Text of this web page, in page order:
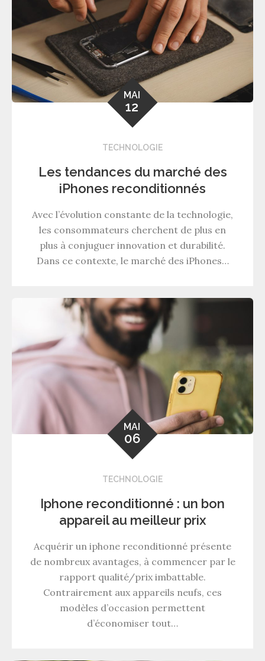
MAI
12
TECHNOLOGIE
Les tendances du marché des
iPhones reconditionnés
Avec l’évolution constante de la technologie,
les consommateurs cherchent de plus en
plus à conjuguer innovation et durabilité.
Dans ce contexte, le marché des iPhones…
MAI
06
TECHNOLOGIE
Iphone reconditionné : un bon
appareil au meilleur prix
Acquérir un iphone reconditionné présente
de nombreux avantages, à commencer par le
rapport qualité/prix imbattable.
Contrairement aux appareils neufs, ces
modèles d’occasion permettent
d’économiser tout…